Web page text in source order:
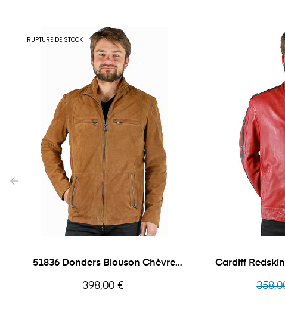
RUPTURE DE STOCK
51836 Donders Blouson Chèvre
Prix
398,00 €
Cardiff
Prix